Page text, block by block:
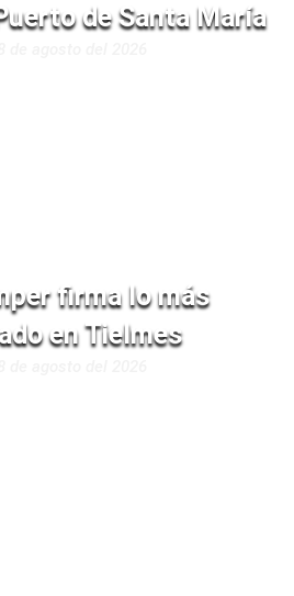
de Santa María
firma lo más
en Tielmes